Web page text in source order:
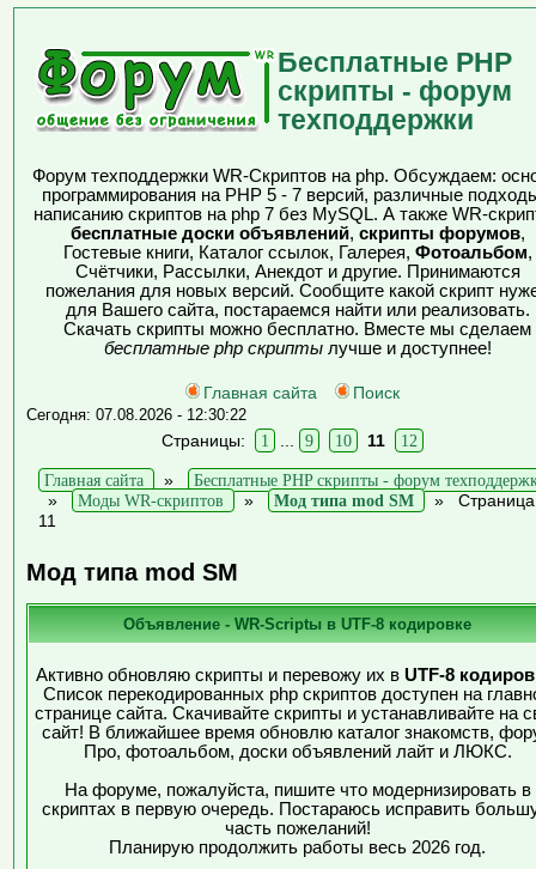
Бесплатные PHP
скрипты - форум
техподдержки
Форум техподдержки WR-Скриптов на php. Обсуждаем:
программирования на PHP 5 - 7 версий, различные
написанию скриптов на php 7 без MySQL. А также WR-
бесплатные доски объявлений, скрипты форумов,
Гостевые книги, Каталог ссылок, Галерея, Фотоальбом,
Счётчики, Рассылки, Анекдот и другие. Принимаются
пожелания для новых версий. Сообщите какой скрипт
для Вашего сайта, постараемся найти или реализовать.
Скачать скрипты можно бесплатно. Вместе мы сделаем
бесплатные php скриптылучше и доступнее!
Главная сайта Поиск
Сегодня: 07.08.2026 - 12:30:22
Страницы: 1 9 10 11 12
Главная сайта »
Бесплатные PHP скрипты - форум
»
Моды WR-скриптов » Мод типа mod SM » Страница
11
Мод типа mod SM
Объявление - WR-Scriptы в UTF-8 кодировке
Активно обновляю скрипты и перевожу их в UTF-8
Список перекодированных php скриптов доступен на
странице сайта. Скачивайте скрипты и устанавливайте на
сайт! В ближайшее время обновлю каталог знакомств,
Про, фотоальбом, доски объявлений лайт и ЛЮКС.
На форуме, пожалуйста, пишите что модернизировать в
скриптах в первую очередь. Постараюсь исправить
часть пожеланий!
Планирую продолжить работы весь 2026 год.